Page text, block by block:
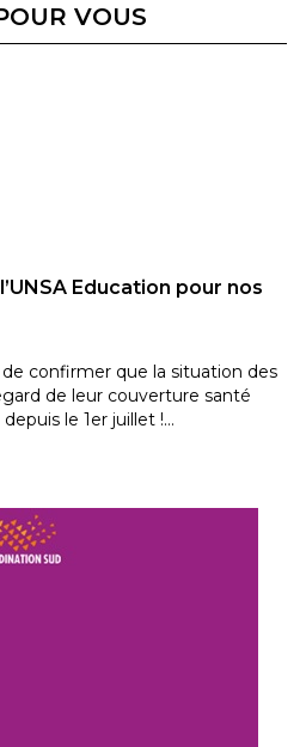
VOUS
Education pour nos
confirmer que la situation des
de leur couverture santé
le 1er juillet !…